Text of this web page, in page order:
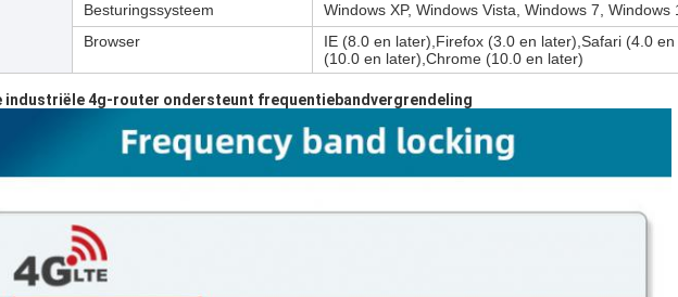
Besturingssysteem
Windows XP, Windows Vista, Windows 7, Windows
Browser
IE (8.0 en later),Firefox (3.0 en later),Safari (4.0
(10.0 en later),Chrome (10.0 en later)
industriële 4g-router ondersteunt frequentiebandvergrendeling